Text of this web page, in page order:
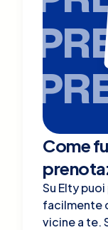
Come
Su Elty
facilmente
vicine a te.